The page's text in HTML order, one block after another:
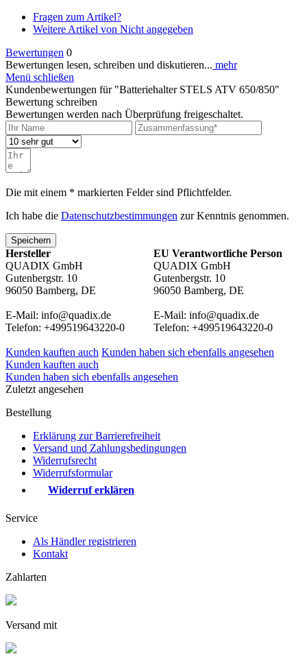
Fragen zum Artikel?
Weitere Artikel von Nicht angegeben
Bewertungen 0
Bewertungen lesen, schreiben und diskutieren... mehr
Menü schließen
Kundenbewertungen für "Batteriehalter STELS ATV 650/850"
Bewertung schreiben
Bewertungen werden nach Überprüfung freigeschaltet.
Die mit einem * markierten Felder sind Pflichtfelder.
Ich habe die Datenschutzbestimmungen zur Kenntnis genommen.
Speichern
Hersteller
QUADIX GmbH
Gutenbergstr. 10
96050 Bamberg, DE
E-Mail: info@quadix.de
Telefon: +499519643220-0
EU Verantwortliche Person
QUADIX GmbH
Gutenbergstr. 10
96050 Bamberg, DE
E-Mail: info@quadix.de
Telefon: +499519643220-0
Kunden kauften auch Kunden haben sich ebenfalls angesehen
Kunden kauften auch
Kunden haben sich ebenfalls angesehen
Zuletzt angesehen
Bestellung
Erklärung zur Barrierefreiheit
Versand und Zahlungsbedingungen
Widerrufsrecht
Widerrufsformular
Widerruf erklären
Service
Als Händler registrieren
Kontakt
Zahlarten
Versand mit